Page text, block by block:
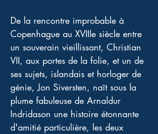
De la rencontre improbable à
Copenhague au XVIIIe siècle entre
un souverain vieillissant, Christian
VII, aux portes de la folie, et un de
ses sujets, islandais et horloger de
génie, Jon Siversten, naît sous la
plume fabuleuse de Arnaldur
Indridason une histoire étonnante
d'amitié particulière, les deux